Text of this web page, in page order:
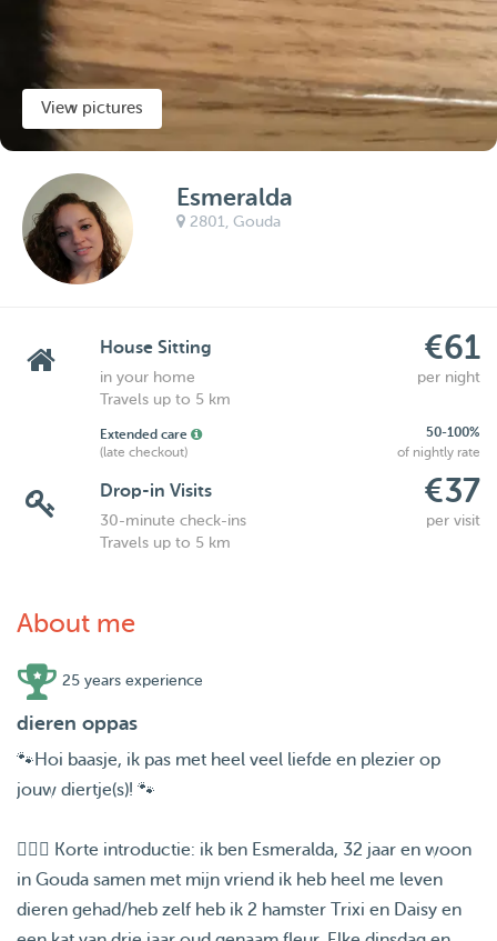
View pictures
Esmeralda
2801,Gouda
House Sitting €61
in your home
per night
Travels up to 5 km
Extended care
50-100%
(late checkout)
of nightly rate
Drop-in Visits €37
30-minute check-ins
per visit
Travels up to 5 km
About me
25 years experience
dieren oppas
🐾Hoi baasje, ik pas met heel veel liefde en plezier op
jouw diertje(s)! 🐾
🙋🏼‍♀️ Korte introductie: ik ben Esmeralda, 32 jaar en woon
in Gouda samen met mijn vriend ik heb heel me leven
dieren gehad/heb zelf heb ik 2 hamster Trixi en Daisy en